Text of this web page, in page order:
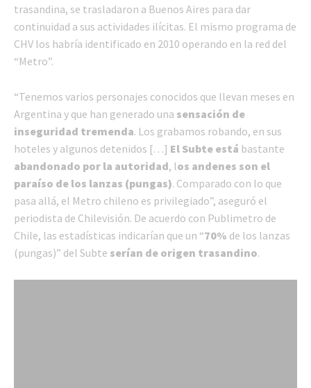
trasandina, se trasladaron a Buenos Aires para dar
continuidad a sus actividades ilícitas. El mismo programa de
CHV los habría identificado en 2010 operando en la red del
“Metro”.
“Tenemos varios personajes conocidos que llevan meses en
Argentina y que han generado una sensación de
inseguridad tremenda. Los grabamos robando, en sus
hoteles y algunos detenidos […] El Subte está bastante
abandonado por la autoridad, los andenes son el
paraíso de los lanzas (pungas). Comparado con lo que
pasa allá, el Metro chileno es privilegiado”, aseguró el
periodista de Chilevisión. De acuerdo con Publimetro de
Chile, las estadísticas indicarían que un “70% de los lanzas
(pungas)” del Subte serían de origen trasandino.